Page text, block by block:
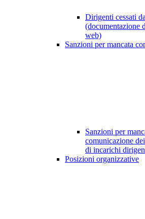
Dirigenti cessati
(documentazione
web)
Sanzioni per mancata
Sanzioni per
comunicazione
di incarichi
Posizioni organizzative